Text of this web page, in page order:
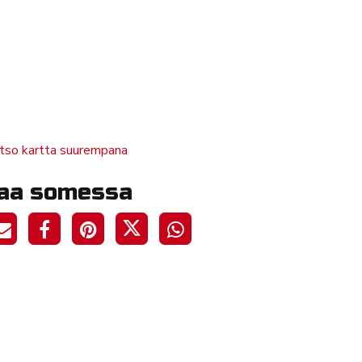
kartta suurempana
somessa